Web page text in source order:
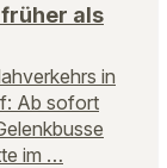
als
in
Ab sofort
im …